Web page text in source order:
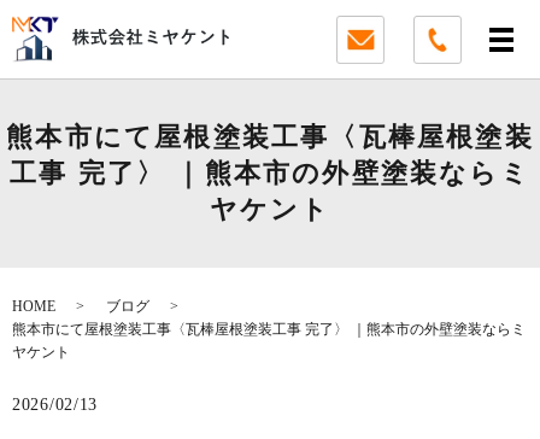
熊本市にて屋根塗装工事〈瓦棒屋根塗装
工事 完了〉 ｜熊本市の外壁塗装ならミ
ヤケント
HOME
ブログ
熊本市にて屋根塗装工事〈瓦棒屋根塗装工事 完了〉 ｜熊本市の外壁塗装ならミ
ヤケント
2026/02/13